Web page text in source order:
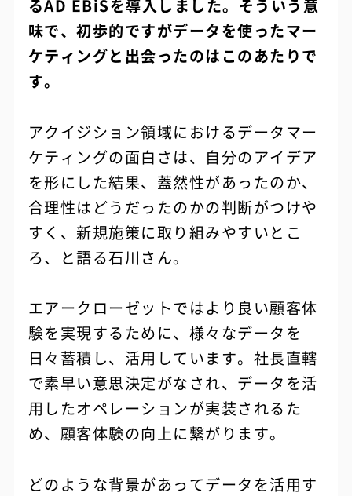
るAD EBiSを導入しました。そういう意
味で、初歩的ですがデータを使ったマー
ケティングと出会ったのはこのあたりで
す。
アクイジション領域におけるデータマー
ケティングの面白さは、自分のアイデア
を形にした結果、蓋然性があったのか、
合理性はどうだったのかの判断がつけや
すく、新規施策に取り組みやすいとこ
ろ、と語る石川さん。
エアークローゼットではより良い顧客体
験を実現するために、様々なデータを
日々蓄積し、活用しています。社長直轄
で素早い意思決定がなされ、データを活
用したオペレーションが実装されるた
め、顧客体験の向上に繋がります。
どのような背景があってデータを活用す